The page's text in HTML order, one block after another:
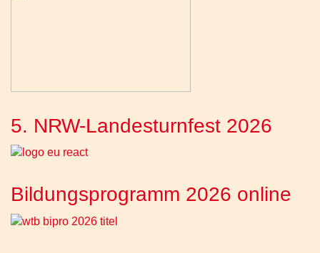
5. NRW-Landesturnfest 2026
Bildungsprogramm 2026 online